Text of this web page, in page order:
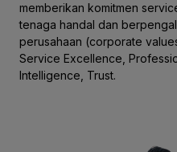
memberikan komitmen
tenaga handal dan
perusahaan (corporate
Service Excellence,
Intelligence, Trust.